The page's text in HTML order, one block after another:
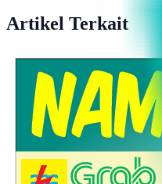
Artikel Terkait